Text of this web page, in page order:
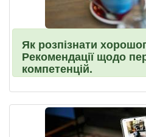
Як розпізнати
Рекомендації щодо
компетенцій.